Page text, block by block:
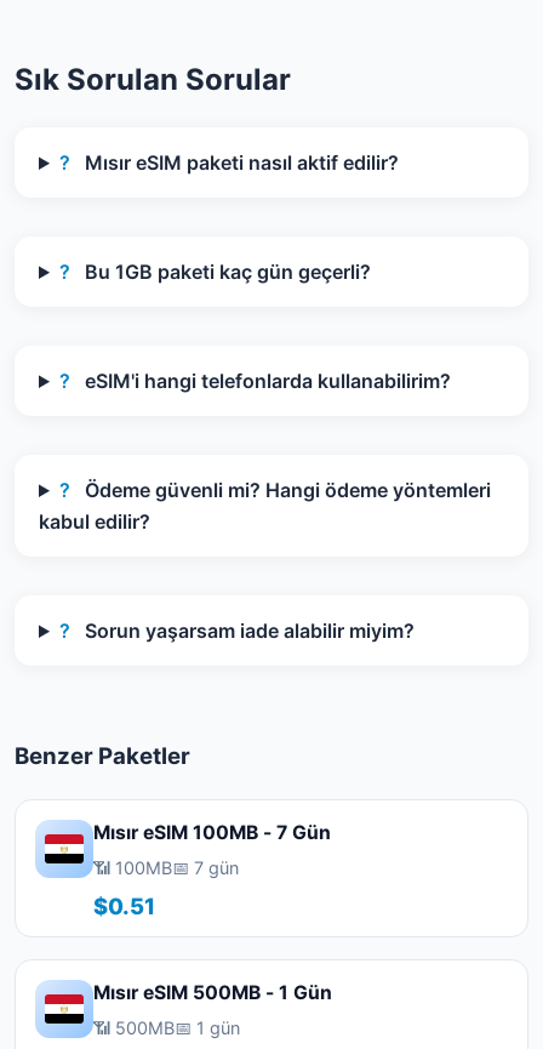
Sık Sorulan Sorular
? Mısır eSIM paketi nasıl aktif edilir?
? Bu 1GB paketi kaç gün geçerli?
? eSIM'i hangi telefonlarda kullanabilirim?
?
Ödeme güvenli mi? Hangi ödeme yöntemleri
kabul edilir?
? Sorun yaşarsam iade alabilir miyim?
Benzer Paketler
Mısır eSIM 100MB - 7 Gün
📶 100MB📅 7 gün
$0.51
Mısır eSIM 500MB - 1 Gün
📶 500MB📅 1 gün